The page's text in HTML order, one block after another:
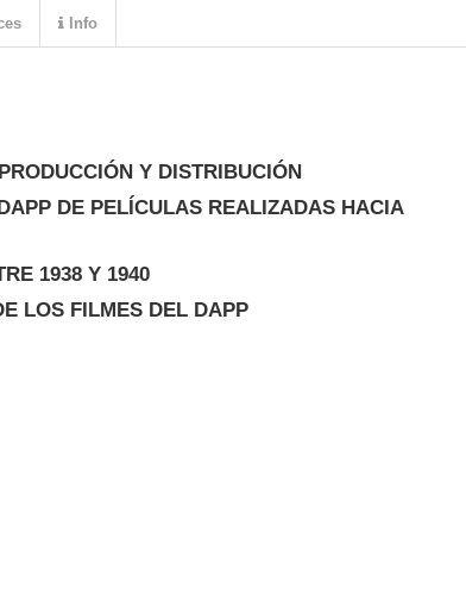
Y DISTRIBUCIÓN
DE PELÍCULAS REALIZADAS HACIA
1938 Y 1940
LOS FILMES DEL DAPP
Info